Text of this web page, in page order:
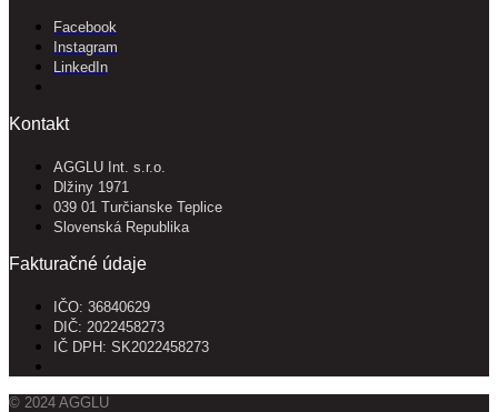
Facebook
Instagram
LinkedIn
Kontakt
AGGLU Int. s.r.o.
Dlžiny 1971
039 01 Turčianske Teplice
Slovenská Republika
Fakturačné údaje
IČO: 36840629
DIČ: 2022458273
IČ DPH: SK2022458273
© 2024 AGGLU